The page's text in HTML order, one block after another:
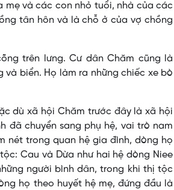
và các con nhỏ tuổi, nhà của các
tân hôn và là chỗ ở của vợ chồng
trên lưng. Cư dân Chăm cũng là
biển. Họ làm ra những chiếc xe bò
dù xã hội Chăm trước đây là xã hội
đã chuyển sang phụ hệ, vai trò nam
nét trong quan hệ gia đình, dòng họ
Cau và Dừa như hai hệ dòng Niee
người bình dân, trong khi thị tộc
họ theo huyết hệ mẹ, đứng đầu là